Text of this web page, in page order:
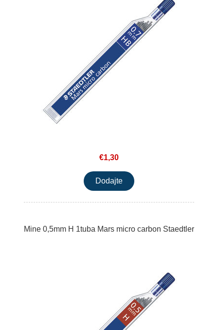
€1,30
Mine 0,5mm H 1tuba Mars micro carbon Staedtler